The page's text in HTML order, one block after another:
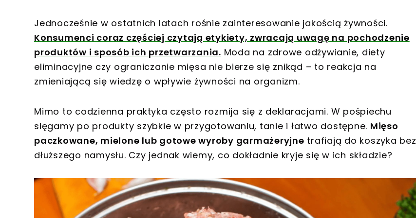
Jednocześnie w ostatnich latach rośnie zainteresowanie jakością żywności.
Konsumenci coraz częściej czytają etykiety, zwracają uwagę na pochodzenie
produktów i sposób ich przetwarzania. Moda na zdrowe odżywianie, diety
eliminacyjne czy ograniczanie mięsa nie bierze się znikąd – to reakcja na
zmieniającą się wiedzę o wpływie żywności na organizm.
Mimo to codzienna praktyka często rozmija się z deklaracjami. W pośpiechu
sięgamy po produkty szybkie w przygotowaniu, tanie i łatwo dostępne. Mięso
paczkowane, mielone lub gotowe wyroby garmażeryjne trafiają do koszyka bez
dłuższego namysłu. Czy jednak wiemy, co dokładnie kryje się w ich składzie?